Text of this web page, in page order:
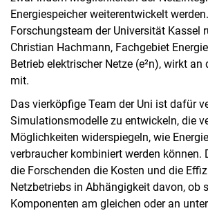
Energiespeicher weiterentwickelt
Forschungsteam der Universität Kassel
Christian Hachmann, Fachgebiet
Betrieb elektrischer Netze (e²n), wirkt an
mit.
Das vierköpfige Team der Uni ist dafür
Simulationsmodelle zu entwickeln, die
Möglichkeiten widerspiegeln, wie
verbraucher kombiniert werden können.
die Forschenden die Kosten und die
Netzbetriebs in Abhängigkeit davon, ob
Komponenten am gleichen oder an